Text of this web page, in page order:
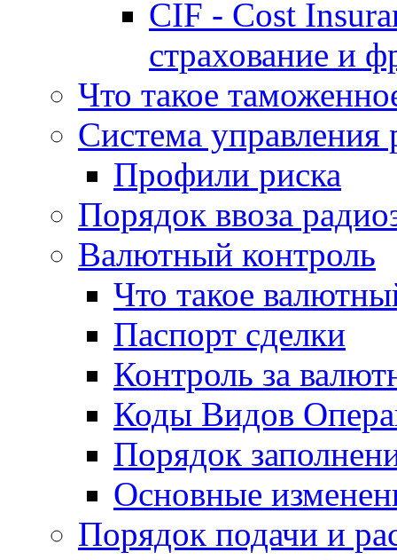
CIF - Cost
страхование и
Что такое
Система
Профили риска
Порядок ввоза
Валютный контроль
Что такое
Паспорт сделки
Контроль за
Коды Видов
Порядок
Основные
Порядок подачи и